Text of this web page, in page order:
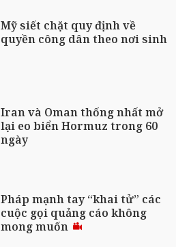
Mỹ siết chặt quy định về
quyền công dân theo nơi sinh
Iran và Oman thống nhất mở
lại eo biển Hormuz trong 60
ngày
Pháp mạnh tay “khai tử” các
cuộc gọi quảng cáo không
mong muốn